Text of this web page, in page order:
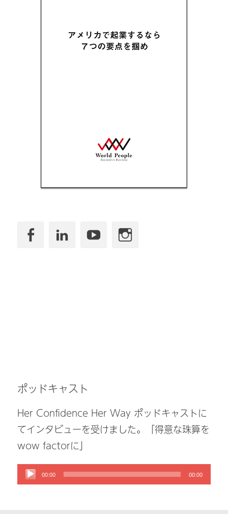
FacebookLinkedInYouTube
ポッドキャスト
Her Confidence Her Way ポッドキャストに
てインタビューを受けました。「得意な珠算を
wow factorに」
00:00 00:00